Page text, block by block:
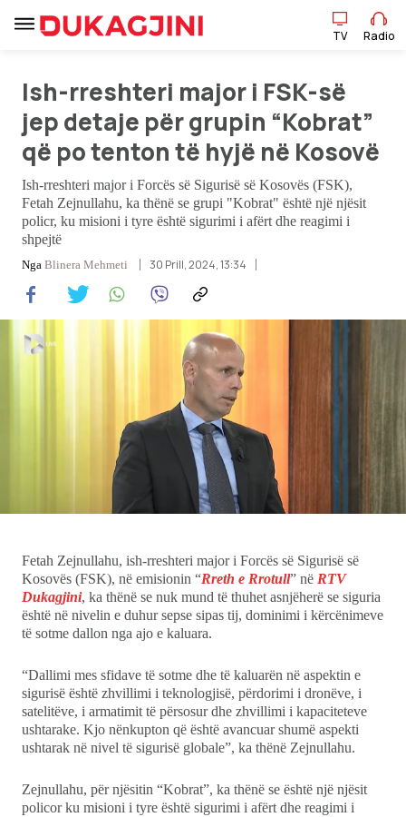
TV Radio
Lajme
Sport
Pikëpamje
Art Jete
Kulturë
Ekonomi
DuVideo
TV Radio
Ish-rreshteri major i FSK-së
jep detaje për grupin “Kobrat”
që po tenton të hyjë në Kosovë
Ish-rreshteri major i Forcës së Sigurisë së Kosovës (FSK),
Fetah Zejnullahu, ka thënë se grupi "Kobrat" është një njësit
policr, ku misioni i tyre është sigurimi i afërt dhe reagimi i
shpejtë
Nga Blinera Mehmeti 30 Prill, 2024, 13:34
Fetah Zejnullahu, ish-rreshteri major i Forcës së Sigurisë së
Kosovës (FSK), në emisionin “Rreth e Rrotull” në RTV
Dukagjini, ka thënë se nuk mund të thuhet asnjëherë se siguria
është në nivelin e duhur sepse sipas tij, dominimi i kërcënimeve
të sotme dallon nga ajo e kaluara.
“Dallimi mes sfidave të sotme dhe të kaluarën në aspektin e
sigurisë është zhvillimi i teknologjisë, përdorimi i dronëve, i
satelitëve, i armatimit të përsosur dhe zhvillimi i kapaciteteve
ushtarake. Kjo nënkupton që është avancuar shumë aspekti
ushtarak në nivel të sigurisë globale”, ka thënë Zejnullahu.
Zejnullahu, për njësitin “Kobrat”, ka thënë se është një njësit
policor ku misioni i tyre është sigurimi i afërt dhe reagimi i